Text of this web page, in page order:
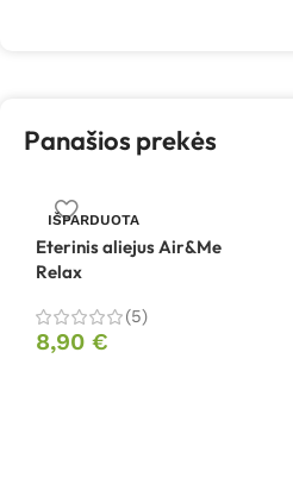
Panašios prekės
IŠPARDUOTA
Eterinis aliejus Air&Me
Relax
(5)
8,90 €